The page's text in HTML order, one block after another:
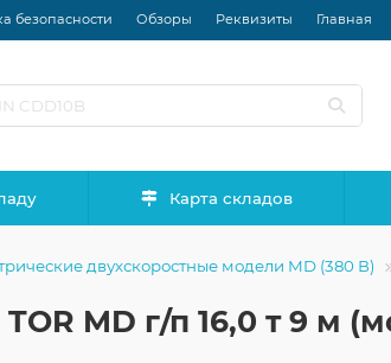
безопасности Обзоры Реквизиты Главная
Карта складов
двухскоростные модели MD (380 В)
MD г/п 16,0 т 9 м